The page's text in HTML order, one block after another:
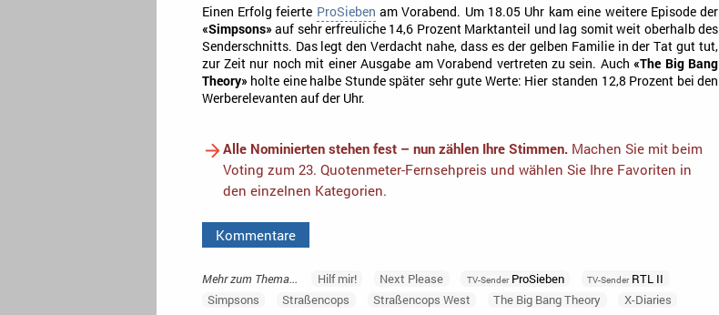
Einen Erfolg feierte ProSieben am Vorabend. Um 18.05 Uhr kam eine weitere Episode der
«Simpsons» auf sehr erfreuliche 14,6 Prozent Marktanteil und lag somit weit oberhalb des
Senderschnitts. Das legt den Verdacht nahe, dass es der gelben Familie in der Tat gut tut,
zur Zeit nur noch mit einer Ausgabe am Vorabend vertreten zu sein. Auch«The Big Bang
Theory» holte eine halbe Stunde später sehr gute Werte: Hier standen 12,8 Prozent bei den
Werberelevanten auf der Uhr.
Alle Nominierten stehen fest – nun zählen Ihre Stimmen.Machen Sie mit beim
Voting zum 23. Quotenmeter-Fernsehpreis und wählen Sie Ihre Favoriten in
den einzelnen Kategorien.
Kommentare
Mehr zum Thema... Hilf mir! Next Please TV-SenderProSieben TV-SenderRTL II
Simpsons
Straßencops Straßencops West The Big Bang Theory X-Diaries